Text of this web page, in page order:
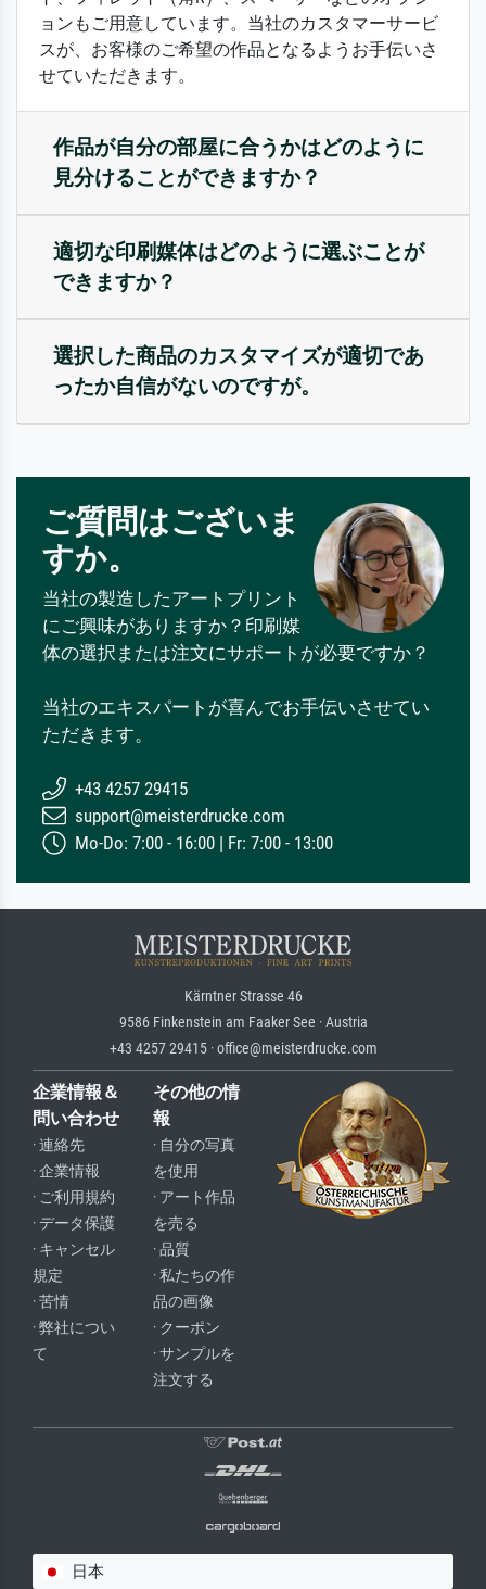
ョンもご用意しています。当社のカスタマーサービ
スが、お客様のご希望の作品となるようお手伝いさ
せていただきます。
作品が自分の部屋に合うかはどのように
見分けることができますか？
適切な印刷媒体はどのように選ぶことが
できますか？
選択した商品のカスタマイズが適切であ
ったか自信がないのですが。
ご質問はございま
すか。
当社の製造したアートプリント
にご興味がありますか？印刷媒
体の選択または注文にサポートが必要ですか？
当社のエキスパートが喜んでお手伝いさせてい
ただきます。
+43 4257 29415
support@meisterdrucke.com
Mo-Do: 7:00 - 16:00 | Fr: 7:00 - 13:00
Kärntner Strasse 46
9586 Finkenstein am Faaker See · Austria
+43 4257 29415 · office@meisterdrucke.com
企業情報＆
問い合わせ
· 連絡先
· 企業情報
· ご利用規約
· データ保護
· キャンセル
規定
· 苦情
· 弊社につい
て
その他の情
報
· 自分の写真
を使用
· アート作品
を売る
· 品質
· 私たちの作
品の画像
· クーポン
· サンプルを
注文する
日本